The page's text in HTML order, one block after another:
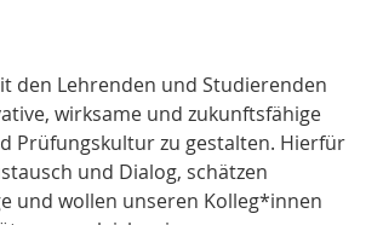
den Lehrenden und Studierenden
wirksame und zukunftsfähige
Prüfungskultur zu gestalten. Hierfür
und Dialog, schätzen
und wollen unseren Kolleg*innen